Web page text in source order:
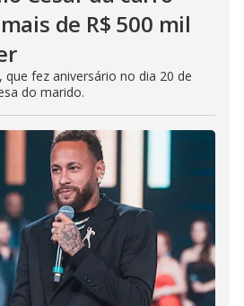
de R$ 500 mil
que fez aniversário no dia 20 de
do marido.